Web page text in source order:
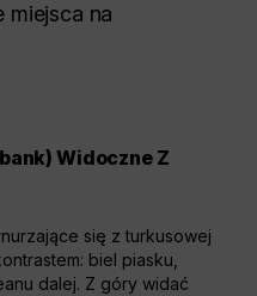
miejsca na
Widoczne Z
się z turkusowej
biel piasku,
dalej. Z góry widać